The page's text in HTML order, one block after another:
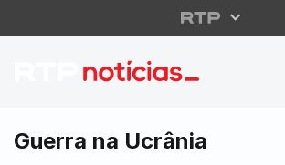
Guterres
Guerra na Ucrânia